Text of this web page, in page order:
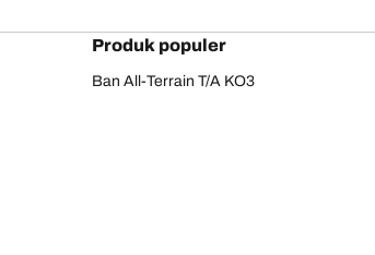
Produk populer
Ban All-Terrain T/A KO3